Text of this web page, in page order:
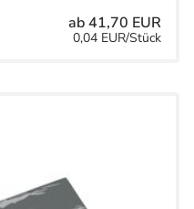
ab 41,70 EUR
0,04 EUR/Stück